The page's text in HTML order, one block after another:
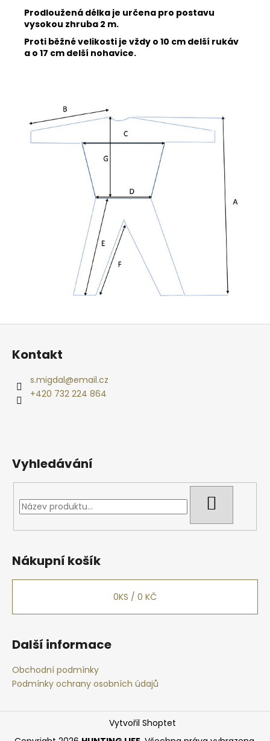
Prodloužená délka je určena pro postavu
vysokou zhruba 2 m.
Proti běžné velikosti je vždy o 10 cm delší rukáv
a o 17 cm delší nohavice.
Kontakt
s.migdal@email.cz
+420 732 224 864
Vyhledávání
Nákupní košík
0KS / 0 KČ
Další informace
Obchodní podmínky
Podmínky ochrany osobních údajů
Vytvořil Shoptet